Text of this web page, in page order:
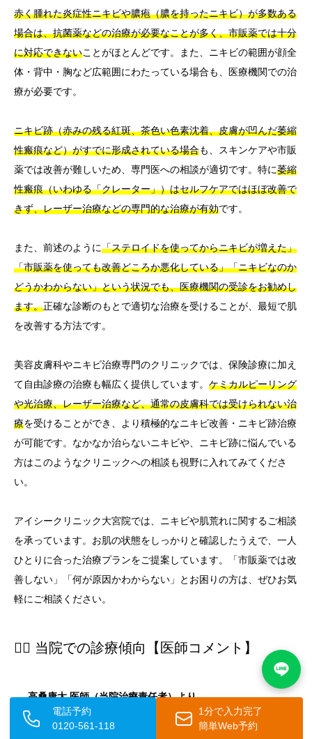
赤く腫れた炎症性ニキビや膿疱（膿を持ったニキビ）が多数ある
場合は、抗菌薬などの治療が必要なことが多く、市販薬では十分
に対応できないことがほとんどです。また、ニキビの範囲が顔全
体・背中・胸など広範囲にわたっている場合も、医療機関での治
療が必要です。
ニキビ跡（赤みの残る紅斑、茶色い色素沈着、皮膚が凹んだ萎縮
性瘢痕など）がすでに形成されている場合も、スキンケアや市販
薬では改善が難しいため、専門医への相談が適切です。特に萎縮
性瘢痕（いわゆる「クレーター」）はセルフケアではほぼ改善で
きず、レーザー治療などの専門的な治療が有効です。
また、前述のように「ステロイドを使ってからニキビが増えた」
「市販薬を使っても改善どころか悪化している」「ニキビなのか
どうかわからない」という状況でも、医療機関の受診をお勧めし
ます。正確な診断のもとで適切な治療を受けることが、最短で肌
を改善する方法です。
美容皮膚科やニキビ治療専門のクリニックでは、保険診療に加え
て自由診療の治療も幅広く提供しています。 ケミカルピーリング
や光治療、レーザー治療など、通常の皮膚科では受けられない治
療を受けることができ、より積極的なニキビ改善・ニキビ跡治療
が可能です。なかなか治らないニキビや、ニキビ跡に悩んでいる
方はこのようなクリニックへの相談も視野に入れてみてくださ
い。
アイシークリニック大宮院では、ニキビや肌荒れに関するご相談
を承っています。お肌の状態をしっかりと確認したうえで、一人
ひとりに合った治療プランをご提案しています。「市販薬では改
善しない」「何が原因かわからない」とお困りの方は、ぜひお気
軽にご相談ください。
👨‍⚕️ 当院での診療傾向【医師コメント】
高桑康太 医師（当院治療責任者）より
電話予約
0120-561-118
1分で入力完了
簡単Web予約